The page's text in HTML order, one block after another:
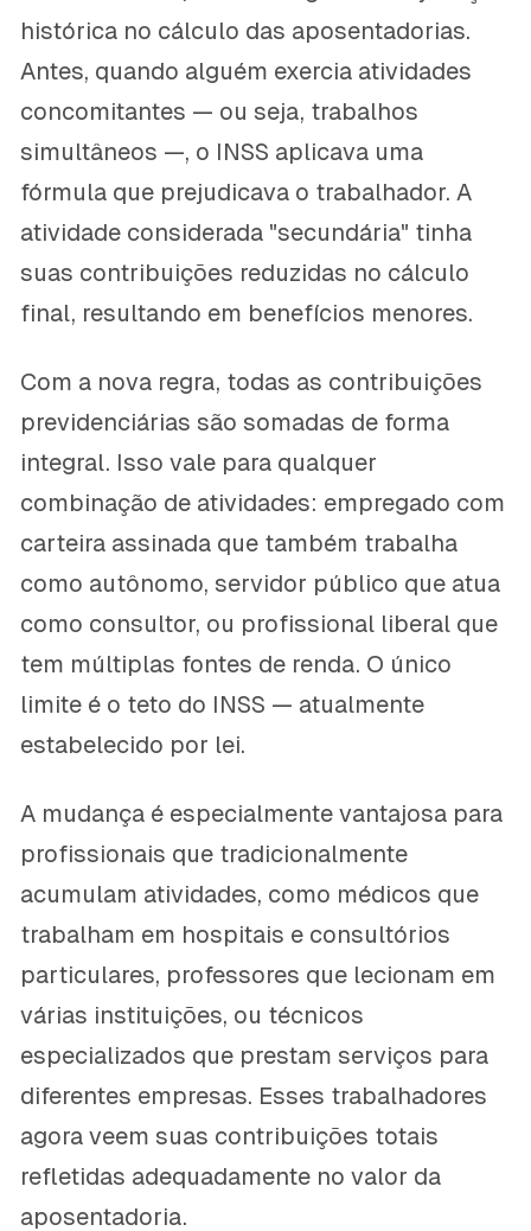
histórica no cálculo das aposentadorias.
Antes, quando alguém exercia atividades
concomitantes — ou seja, trabalhos
simultâneos —, o INSS aplicava uma
fórmula que prejudicava o trabalhador. A
atividade considerada "secundária" tinha
suas contribuições reduzidas no cálculo
final, resultando em benefícios menores.
Com a nova regra, todas as contribuições
previdenciárias são somadas de forma
integral. Isso vale para qualquer
combinação de atividades: empregado com
carteira assinada que também trabalha
como autônomo, servidor público que atua
como consultor, ou profissional liberal que
tem múltiplas fontes de renda. O único
limite é o teto do INSS — atualmente
estabelecido por lei.
A mudança é especialmente vantajosa para
profissionais que tradicionalmente
acumulam atividades, como médicos que
trabalham em hospitais e consultórios
particulares, professores que lecionam em
várias instituições, ou técnicos
especializados que prestam serviços para
diferentes empresas. Esses trabalhadores
agora veem suas contribuições totais
refletidas adequadamente no valor da
aposentadoria.